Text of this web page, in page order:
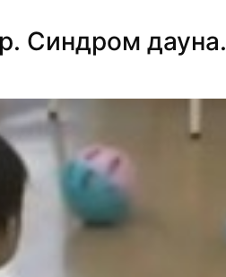
Синдром дауна.